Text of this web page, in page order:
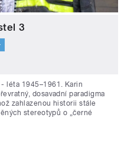
3
léta 1945–1961. Karin
dosavadní paradigma
zahlazenou historii stále
stereotypů o „černé